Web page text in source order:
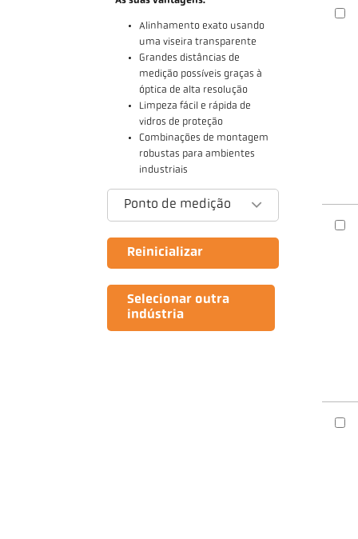
Alinhamento exato usando
uma viseira transparente
Grandes distâncias de
medição possíveis graças à
óptica de alta resolução
Limpeza fácil e rápida de
vidros de proteção
Combinações de montagem
robustas para ambientes
industriais
Ponto de medição
Reinicializar
Selecionar outra
indústria